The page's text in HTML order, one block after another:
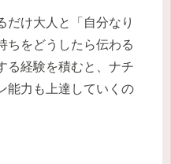
だけ大人と「自分なり
ちをどうしたら伝わる
る経験を積むと、ナチ
能力も上達していくの